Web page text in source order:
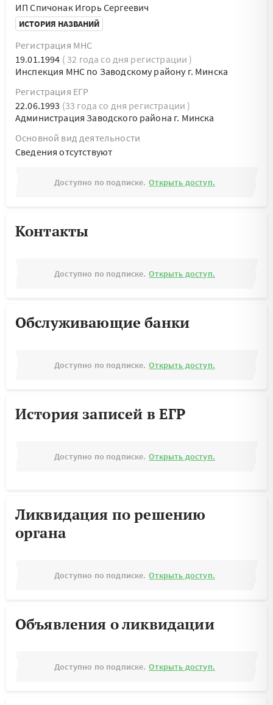
ИП Спичонак Игорь Сергеевич
ИСТОРИЯ НАЗВАНИЙ
Регистрация МНС
19.01.1994 ( 32 года со дня регистрации )
Инспекция МНС по Заводскому району г. Минска
Регистрация ЕГР
22.06.1993 (33 года со дня регистрации )
Администрация Заводского района г. Минска
Основной вид деятельности
Cведения отсутствуют
Доступно по подписке. Открыть доступ.
Контакты
Доступно по подписке. Открыть доступ.
Обслуживающие банки
Доступно по подписке. Открыть доступ.
История записей в ЕГР
Доступно по подписке. Открыть доступ.
Ликвидация по решению
органа
Доступно по подписке. Открыть доступ.
Объявления о ликвидации
Доступно по подписке. Открыть доступ.